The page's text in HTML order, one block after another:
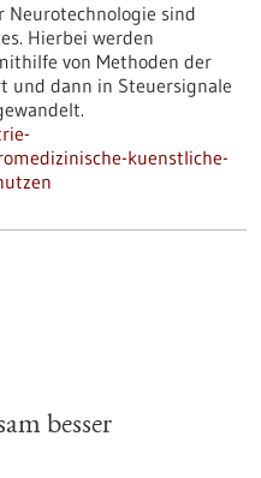
Neurotechnologie sind
Hierbei werden
von Methoden der
und dann in Steuersignale
kuenstliche-
besser